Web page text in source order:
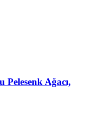
Ağacı,